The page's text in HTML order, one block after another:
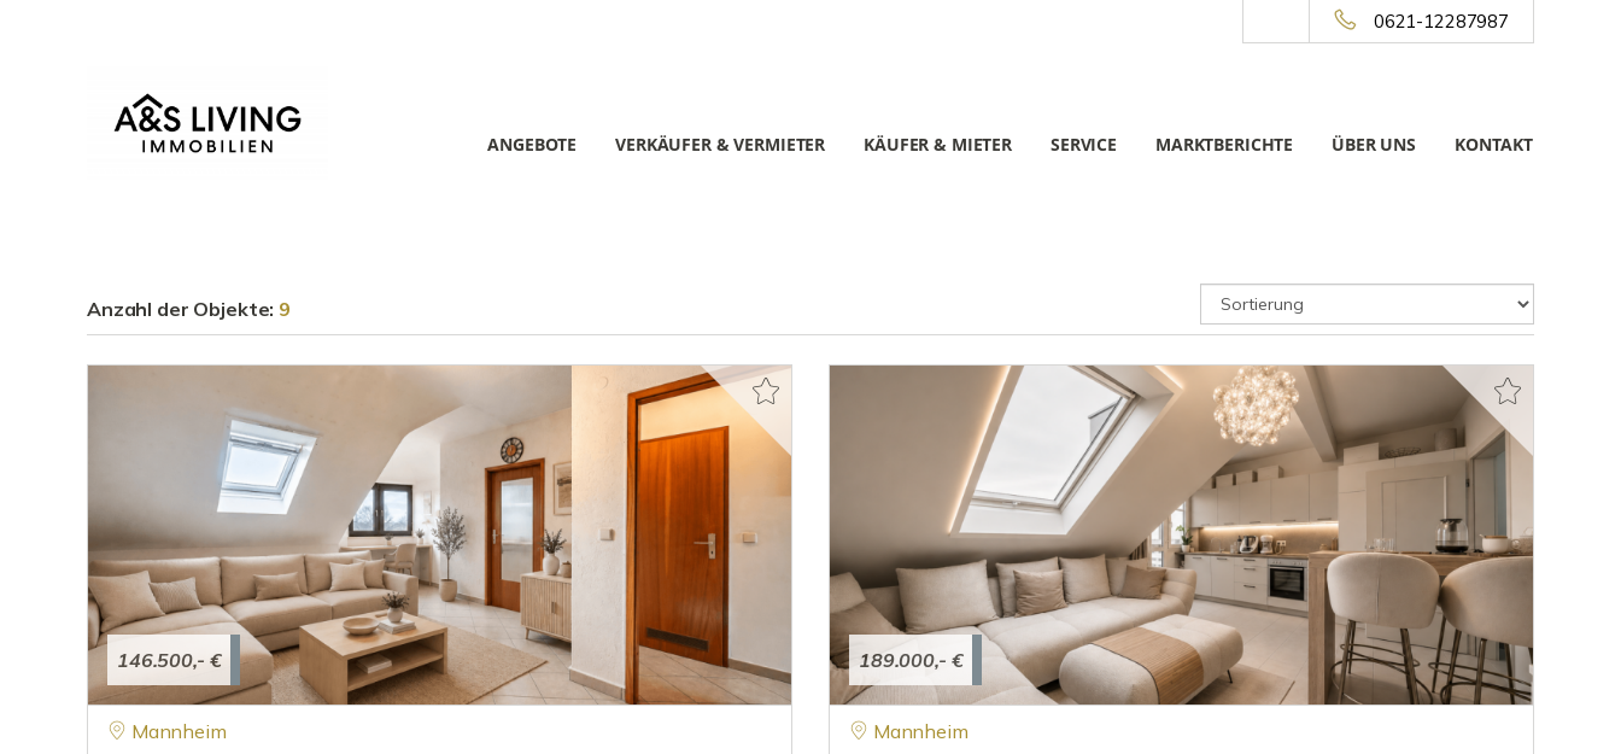
0621-12287987
ANGEBOTE VERKÄUFER & VERMIETER KÄUFER & MIETER SERVICE MARKTBERICHTE ÜBER UNS KONTAKT
Anzahl der Objekte: 9
146.500,- €
Mannheim
189.000,- €
Mannheim